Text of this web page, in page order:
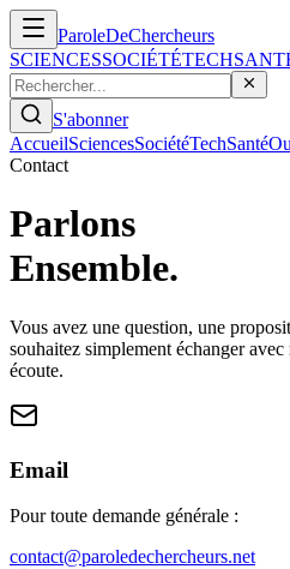
ParoleDeChercheurs
SCIENCESSOCIÉTÉTECH
S'abonner
AccueilSciencesSociétéTechSanté
Contact
Parlons
Ensemble.
Vous avez une question, une
souhaitez simplement échanger
écoute.
Email
Pour toute demande générale :
contact@paroledechercheurs.net